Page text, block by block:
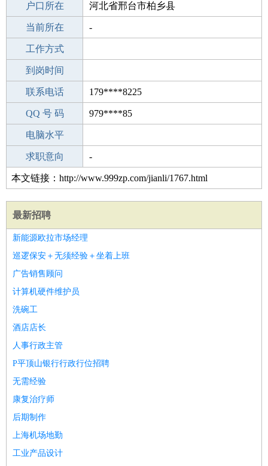
毕业学校 成人教育
户口所在 河北省邢台市柏乡县
所学专业 -
当前所在 -
工作经验
工作方式
驾 照
到岗时间
期望月薪
联系电话 179****8225
手机号码 179****8225
QQ 号 码 979****85
微信号码
电脑水平
外语水平
求职意向 -
本文链接：http://www.999zp.com/jianli/1767.html
最新招聘
新能源欧拉市场经理
巡逻保安＋无须经验＋坐着上班
广告销售顾问
计算机硬件维护员
洗碗工
酒店店长
人事行政主管
P平顶山银行行政行位招聘
无需经验
康复治疗师
后期制作
上海机场地勤
工业产品设计